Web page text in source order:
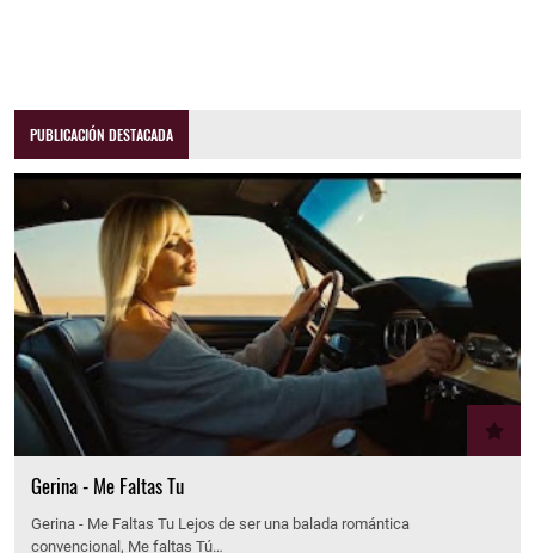
PUBLICACIÓN DESTACADA
Gerina - Me Faltas Tu
Gerina - Me Faltas Tu Lejos de ser una balada romántica
convencional, Me faltas Tú…